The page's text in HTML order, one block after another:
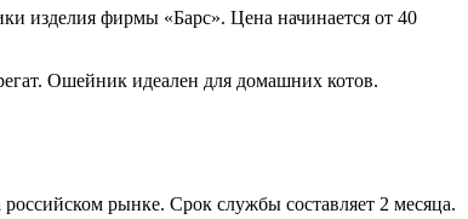
изделия фирмы «Барс». Цена начинается от 40
Ошейник идеален для домашних котов.
рынке. Срок службы составляет 2 месяца.